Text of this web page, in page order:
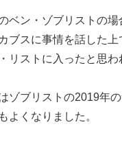
ベン・ゾブリストの
ブスに事情を話した上
リストに入ったと思わ
ゾブリストの2019年
よくなりました。